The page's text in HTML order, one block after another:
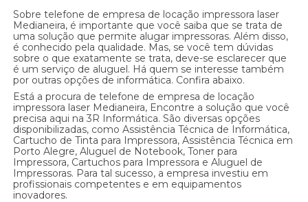
Sobre telefone de empresa de locação impressora laser
Medianeira, é importante que você saiba que se trata de
uma solução que permite alugar impressoras. Além disso,
é conhecido pela qualidade. Mas, se você tem dúvidas
sobre o que exatamente se trata, deve-se esclarecer que
é um serviço de aluguel. Há quem se interesse também
por outras opções de informática. Confira abaixo.
Está a procura de telefone de empresa de locação
impressora laser Medianeira, Encontre a solução que você
precisa aqui na 3R Informática. São diversas opções
disponibilizadas, como Assistência Técnica de Informática,
Cartucho de Tinta para Impressora, Assistência Técnica em
Porto Alegre, Aluguel de Notebook, Toner para
Impressora, Cartuchos para Impressora e Aluguel de
Impressoras. Para tal sucesso, a empresa investiu em
profissionais competentes e em equipamentos
inovadores.